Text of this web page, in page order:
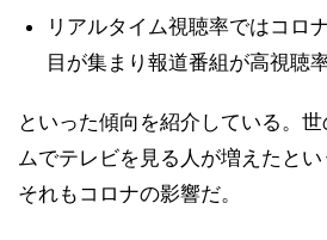
リアルタイム視聴率ではコロ
目が集まり報道番組が高視聴
といった傾向を紹介している。
ムでテレビを見る人が増えたとい
それもコロナの影響だ。